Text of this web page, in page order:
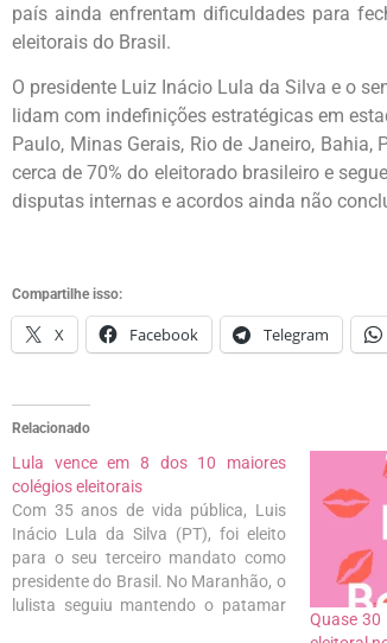
país ainda enfrentam dificuldades para
eleitorais do Brasil.
O presidente Luiz Inácio Lula da Silva e o
lidam com indefinições estratégicas em
Paulo, Minas Gerais, Rio de Janeiro, Bahia,
cerca de 70% do eleitorado brasileiro e
disputas internas e acordos ainda não
Compartilhe isso:
X Facebook Telegram
Relacionado
Lula vence em 8 dos 10 maiores
colégios eleitorais
Com 35 anos de vida pública, Luis
Inácio Lula da Silva (PT), foi eleito
para o seu terceiro mandato como
presidente do Brasil. No Maranhão, o
lulista seguiu mantendo o patamar
Quase 30